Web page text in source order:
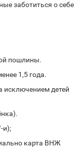
заботиться о себе
пошлины.
1,5 года.
исключением детей
и);
карта ВНЖ